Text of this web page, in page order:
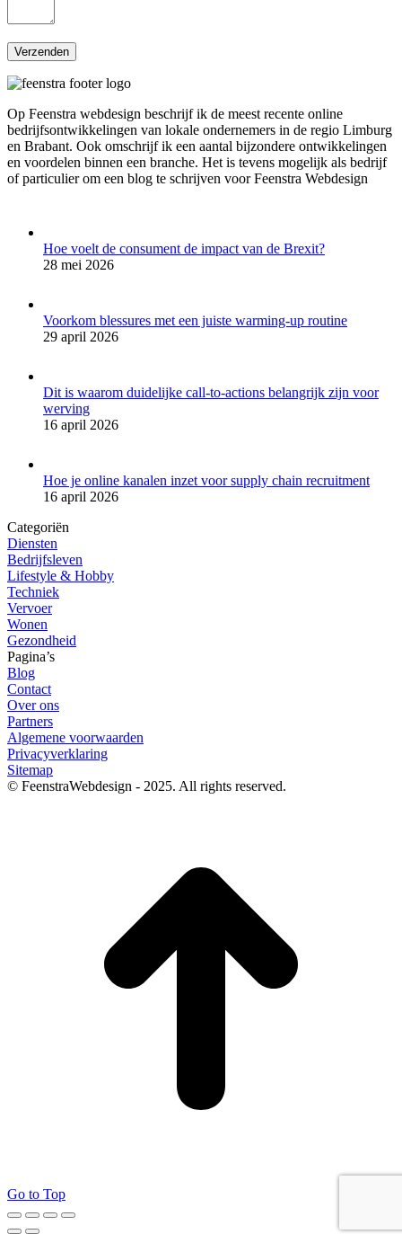
Op Feenstra webdesign beschrijf ik de meest recente online
bedrijfsontwikkelingen van lokale ondernemers in de regio Limburg
en Brabant. Ook omschrijf ik een aantal bijzondere ontwikkelingen
en voordelen binnen een branche. Het is tevens mogelijk als bedrijf
of particulier om een blog te schrijven voor Feenstra Webdesign
Hoe voelt de consument de impact van de Brexit?
28 mei 2026
Voorkom blessures met een juiste warming-up routine
29 april 2026
Dit is waarom duidelijke call-to-actions belangrijk zijn voor
werving
16 april 2026
Hoe je online kanalen inzet voor supply chain recruitment
16 april 2026
Categoriën
Diensten
Bedrijfsleven
Lifestyle & Hobby
Techniek
Vervoer
Wonen
Gezondheid
Pagina’s
Blog
Contact
Over ons
Partners
Algemene voorwaarden
Privacyverklaring
Sitemap
© FeenstraWebdesign - 2025. All rights reserved.
Go to Top